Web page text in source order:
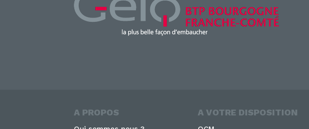
A PROPOS A VOTRE DISPOSITION